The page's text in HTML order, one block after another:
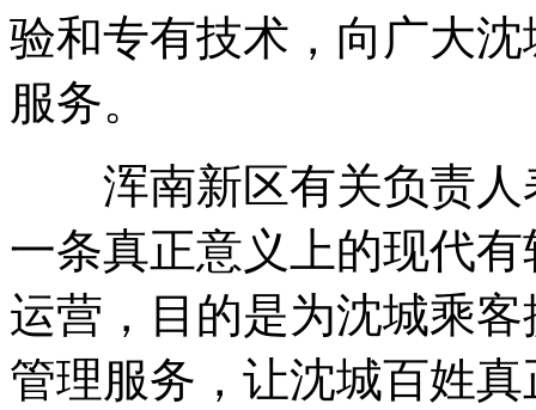
验和专有技术，向广大
服务。
浑南新区有关负责人
一条真正意义上的现代
运营，目的是为沈城乘
管理服务，让沈城百姓